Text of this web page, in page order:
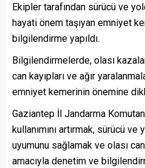
Ekipler tarafından sürücü ve
hayati önem taşıyan emniyet
bilgilendirme yapıldı.
Bilgilendirmelerde, olası
can kayıpları ve ağır
emniyet kemerinin önemine
Gaziantep İl Jandarma
kullanımını artırmak, sürücü
uyumunu sağlamak ve olası
amacıyla denetim ve